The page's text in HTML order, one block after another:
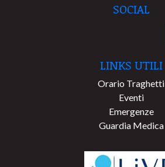
SOCIAL
LINKS UTILI
Orario Traghetti
Eventi
Emergenze
Guardia Medica